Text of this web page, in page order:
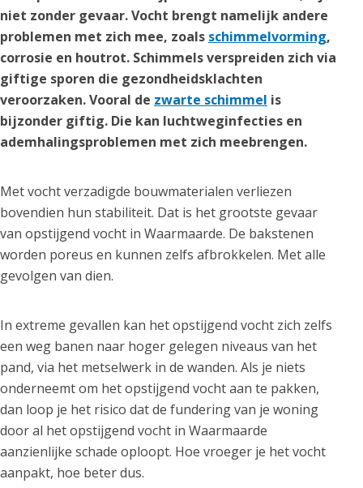
niet zonder gevaar. Vocht brengt namelijk andere
problemen met zich mee, zoals schimmelvorming,
corrosie en houtrot. Schimmels verspreiden zich via
giftige sporen die gezondheidsklachten
veroorzaken. Vooral de zwarte schimmel is
bijzonder giftig. Die kan luchtweginfecties en
ademhalingsproblemen met zich meebrengen.
Met vocht verzadigde bouwmaterialen verliezen
bovendien hun stabiliteit. Dat is het grootste gevaar
van opstijgend vocht in Waarmaarde. De bakstenen
worden poreus en kunnen zelfs afbrokkelen. Met alle
gevolgen van dien.
In extreme gevallen kan het opstijgend vocht zich zelfs
een weg banen naar hoger gelegen niveaus van het
pand, via het metselwerk in de wanden. Als je niets
onderneemt om het opstijgend vocht aan te pakken,
dan loop je het risico dat de fundering van je woning
door al het opstijgend vocht in Waarmaarde
aanzienlijke schade oploopt. Hoe vroeger je het vocht
aanpakt, hoe beter dus.